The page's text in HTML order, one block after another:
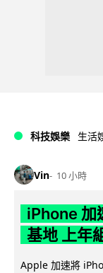
科技娛樂 生活
Vin 10 小時
iPhone 加
基地 上年
Apple 加速將